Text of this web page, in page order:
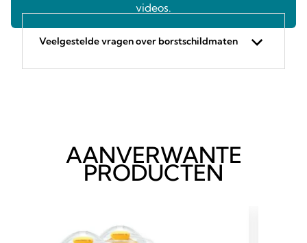
videos.
Veelgestelde vragen over borstschildmaten
AANVERWANTE
PRODUCTEN